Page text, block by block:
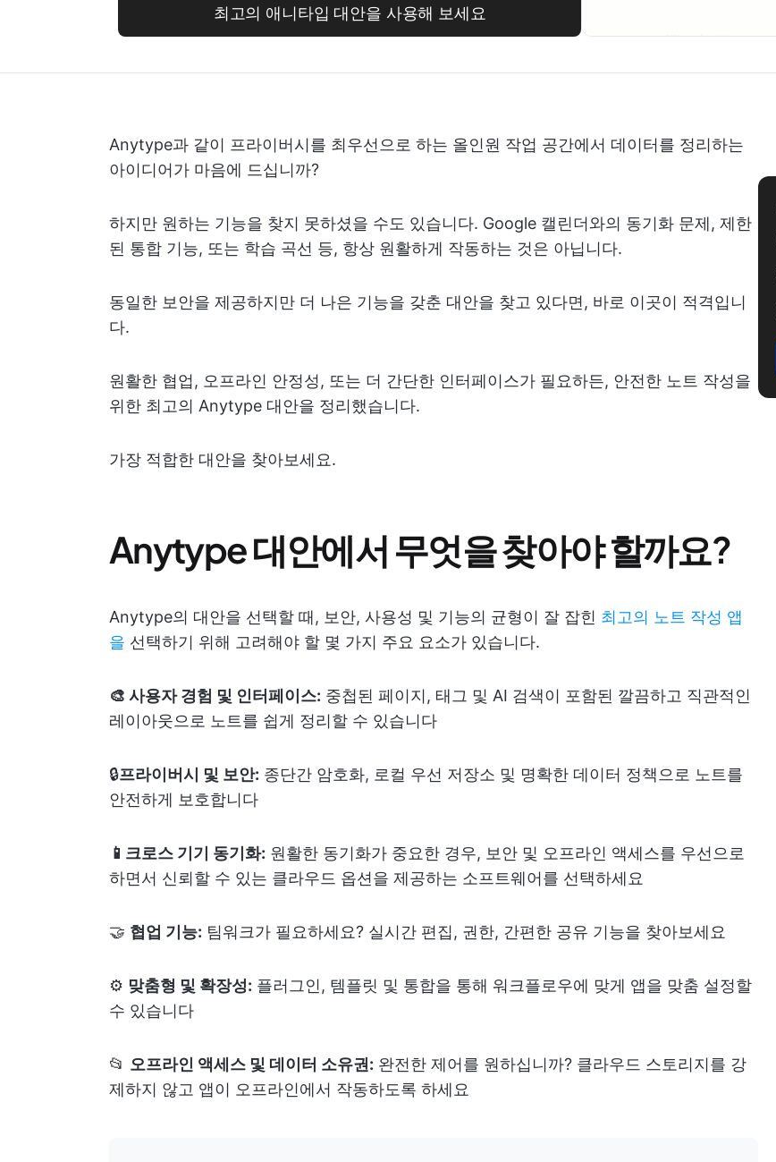
최고의 애니타입 대안을 사용해 보세요
Anytype과 같이 프라이버시를 최우선으로 하는 올인원 작업 공간에서 데이터를 정리하는
아이디어가 마음에 드십니까?
하지만 원하는 기능을 찾지 못하셨을 수도 있습니다. Google 캘린더와의 동기화 문제, 제한
된 통합 기능, 또는 학습 곡선 등, 항상 원활하게 작동하는 것은 아닙니다.
동일한 보안을 제공하지만 더 나은 기능을 갖춘 대안을 찾고 있다면, 바로 이곳이 적격입니
다.
원활한 협업, 오프라인 안정성, 또는 더 간단한 인터페이스가 필요하든, 안전한 노트 작성을
위한 최고의 Anytype 대안을 정리했습니다.
가장 적합한 대안을 찾아보세요.
Anytype 대안에서 무엇을 찾아야 할까요?
Anytype의 대안을 선택할 때, 보안, 사용성 및 기능의 균형이 잘 잡힌 최고의 노트 작성 앱
을 선택하기 위해 고려해야 할 몇 가지 주요 요소가 있습니다.
🎨 사용자 경험 및 인터페이스: 중첩된 페이지, 태그 및 AI 검색이 포함된 깔끔하고 직관적인
레이아웃으로 노트를 쉽게 정리할 수 있습니다
🔒프라이버시 및 보안: 종단간 암호화, 로컬 우선 저장소 및 명확한 데이터 정책으로 노트를
안전하게 보호합니다
📱크로스 기기 동기화: 원활한 동기화가 중요한 경우, 보안 및 오프라인 액세스를 우선으로
하면서 신뢰할 수 있는 클라우드 옵션을 제공하는 소프트웨어를 선택하세요
🤝 협업 기능: 팀워크가 필요하세요? 실시간 편집, 권한, 간편한 공유 기능을 찾아보세요
⚙️ 맞춤형 및 확장성: 플러그인, 템플릿 및 통합을 통해 워크플로우에 맞게 앱을 맞춤 설정할
수 있습니다
📂 오프라인 액세스 및 데이터 소유권: 완전한 제어를 원하십니까? 클라우드 스토리지를 강
제하지 않고 앱이 오프라인에서 작동하도록 하세요